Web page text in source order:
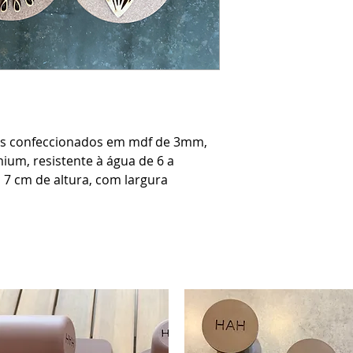
confeccionados em mdf de 3mm,
resistente à água de 6 a
cm de altura, com largura